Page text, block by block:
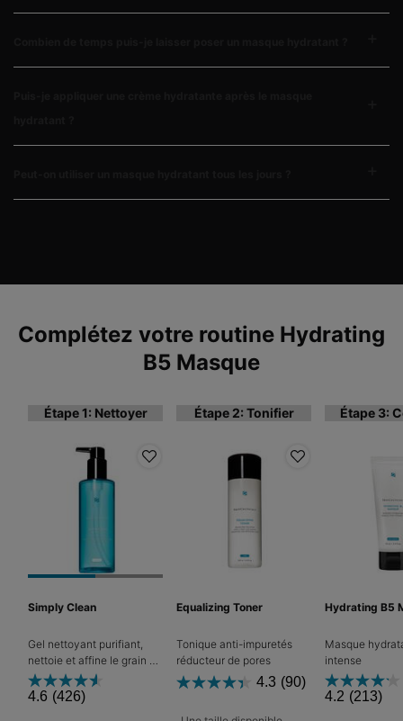
Complétez votre routine Hydrating
B5 Masque
Étape 1: Nettoyer
Simply Clean
Gel nettoyant purifiant,
nettoie et affine le grain de
peau en stimulant
l'exfoliation enzymatique
4.6 (426)
Étape 2: Tonifier
Equalizing Toner
Tonique anti-impuretés
réducteur de pores
4.3 (90)
Étape 3:
Hydrating B5
Masque
intense
4.2 (213)